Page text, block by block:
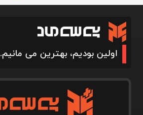
اولین بودیم، بهترین می مانیم.